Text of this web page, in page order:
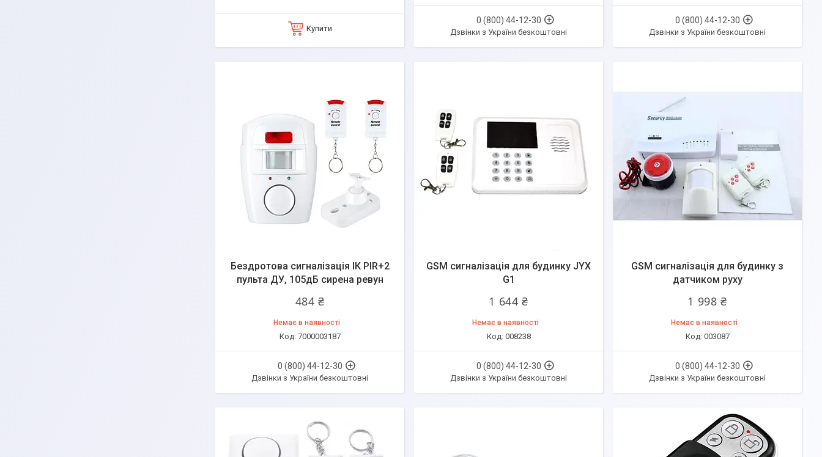
Купити
0 (800) 44-12-30
Дзвінки з України безкоштовні
0 (800) 44-12-30
Дзвінки з України безкоштовні
Бездротова сигналізація ІК PIR+2
пульта ДУ, 105дБ сирена ревун
484 ₴
Немає в наявності
7000003187
0 (800) 44-12-30
Дзвінки з України безкоштовні
GSM сигналізація для будинку JYX
G1
1 644 ₴
Немає в наявності
008238
0 (800) 44-12-30
Дзвінки з України безкоштовні
GSM сигналізація для будинку з
датчиком руху
1 998 ₴
Немає в наявності
003087
0 (800) 44-12-30
Дзвінки з України безкоштовні